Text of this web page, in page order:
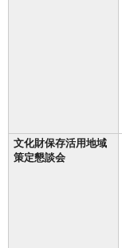
文化財保存活用地域
策定懇談会